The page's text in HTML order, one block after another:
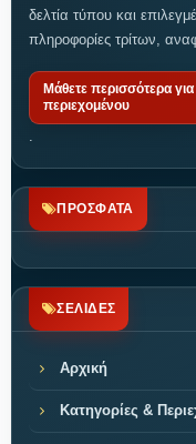
δελτία τύπου και
πληροφορίες τρίτων,
Μάθετε περισσότερα
περιεχομένου
ΠΡΟΣΦΑΤΑ
ΣΕΛΙΔΕΣ
Αρχική
Κατηγορίες &